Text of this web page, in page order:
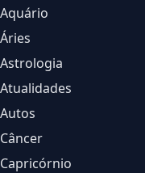
Aquário
Áries
Astrologia
Atualidades
Autos
Câncer
Capricórnio